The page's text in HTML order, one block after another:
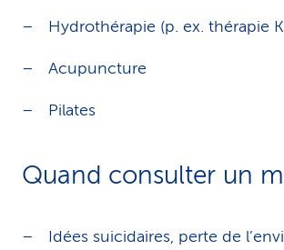
Hydrothérapie (p. ex. thérapie
Acupuncture
Pilates
Quand consulter un
Idées suicidaires, perte de